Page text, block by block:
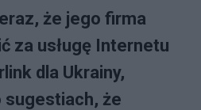
że jego firma
za usługę Internetu
dla Ukrainy,
sugestiach, że